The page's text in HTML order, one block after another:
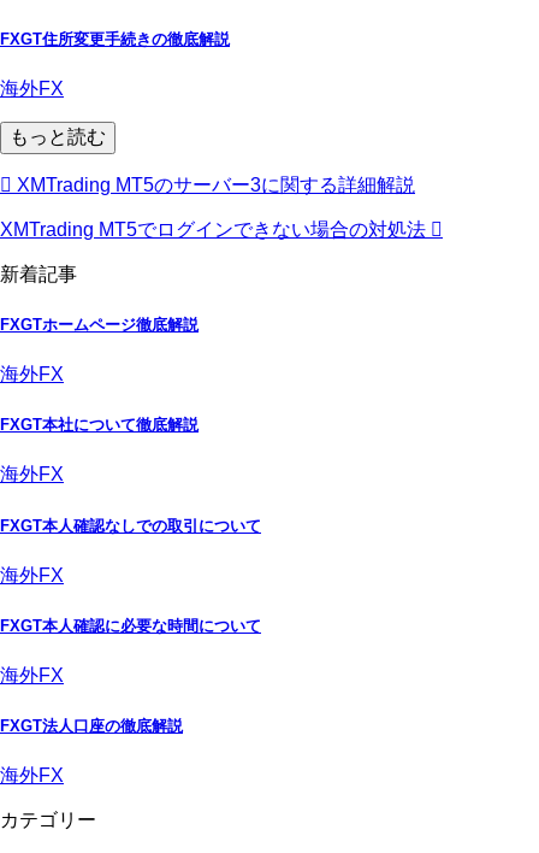
FXGT住所変更手続きの徹底解説
海外FX
もっと読む
XMTrading MT5のサーバー3に関する詳細解説
XMTrading MT5でログインできない場合の対処法
新着記事
FXGTホームページ徹底解説
海外FX
FXGT本社について徹底解説
海外FX
FXGT本人確認なしでの取引について
海外FX
FXGT本人確認に必要な時間について
海外FX
FXGT法人口座の徹底解説
海外FX
カテゴリー